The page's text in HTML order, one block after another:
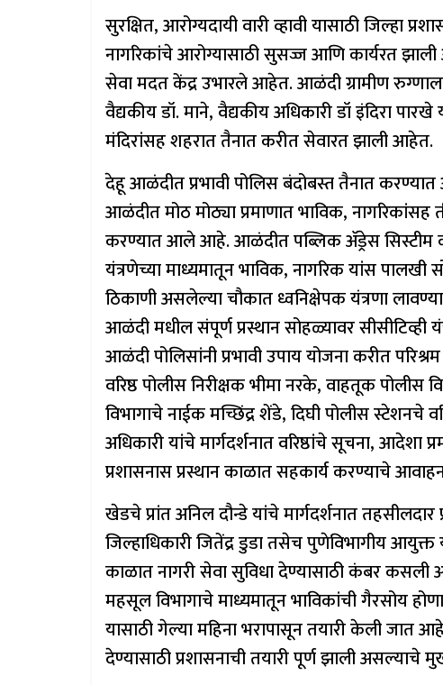
सुरक्षित, आरोग्यदायी वारी व्हावी यासाठी
नागरिकांचे आरोग्यासाठी सुसज्ज आणि कार्यरत
सेवा मदत केंद्र उभारले आहेत. आळंदी ग्रामीण
वैद्यकीय डॉ. माने, वैद्यकीय अधिकारी डॉ इंदिरा
मंदिरांसह शहरात तैनात करीत सेवारत झाली आहेत.
देहू आळंदीत प्रभावी पोलिस बंदोबस्त तैनात
आळंदीत मोठ मोठ्या प्रमाणात भाविक, नागरिकांसह
करण्यात आले आहे. आळंदीत पब्लिक ॲड्रेस सिस्टीम
यंत्रणेच्या माध्यमातून भाविक, नागरिक यांस
ठिकाणी असलेल्या चौकात ध्वनिक्षेपक यंत्रणा
आळंदी मधील संपूर्ण प्रस्थान सोहळ्यावर सीसीटिव्ही
आळंदी पोलिसांनी प्रभावी उपाय योजना करीत
वरिष्ठ पोलीस निरीक्षक भीमा नरके, वाहतूक पोलीस
विभागाचे नाईक मच्छिंद्र शेंडे, दिघी पोलीस स्टेशनचे
अधिकारी यांचे मार्गदर्शनात वरिष्ठांचे सूचना,
प्रशासनास प्रस्थान काळात सहकार्य करण्याचे
खेडचे प्रांत अनिल दौन्डे यांचे मार्गदर्शनात
जिल्हाधिकारी जितेंद्र डुडा तसेच पुणेविभागीय आयुक्त
काळात नागरी सेवा सुविधा देण्यासाठी कंबर
महसूल विभागाचे माध्यमातून भाविकांची गैरसोय
यासाठी गेल्या महिना भरापासून तयारी केली जात
देण्यासाठी प्रशासनाची तयारी पूर्ण झाली असल्याचे